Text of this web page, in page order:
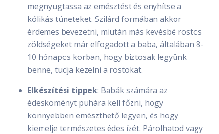
megnyugtassa az emésztést és enyhítse a
kólikás tüneteket. Szilárd formában akkor
érdemes bevezetni, miután más kevésbé rostos
zöldségeket már elfogadott a baba, általában 8-
10 hónapos korban, hogy biztosak legyünk
benne, tudja kezelni a rostokat.
Elkészítési tippek: Babák számára az
édesköményt puhára kell főzni, hogy
könnyebben emészthető legyen, és hogy
kiemelje természetes édes ízét. Párolhatod vagy